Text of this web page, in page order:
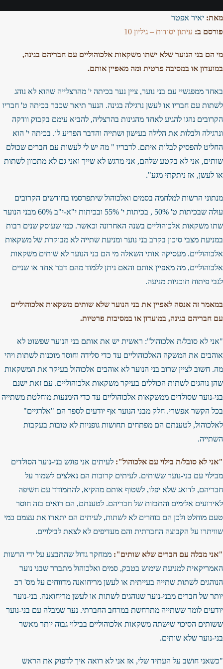
מאת: יאיר אפטר
פורסם ב: עיתון יסודות – גיליון 10
מי הם בני הנוער שלא ישתו משקאות אלכוהוליים עם חבריהם בגינה,
במועדון או במסיבה פרטית ומה מאפיין אותם.
באחד ממפגשיי עם בני נוער, ציין נער בכיתה י' מהרצלייה שהוא לא נוהג
לשתות עם חבריו או לעשן נרגילה בגינה. הנער תיאר שכבר בכיתה ט' חבריו
הקרובים נהגו להגיע לאחד מהגינות בהרצליה, להביא עימם בקבוק וודקה
ונרגילה ולבלות את הלילה בעישון ושתייה והדבר הפריע לו. בכיתה י' הוא
החליט להפסיק לבלות איתם. לדבריו " מה יש לי לעשות עם חברים שכולם
שותים, אני לא בקטע שלהם, אני מרגש לא שייך ואני גם לא מתכוון לשתות
או לעשן, אז ניתקתי מגע".
מנתוני הרשות למלחמה בסמים ואלכוהול שיתפרסמו בחודשים הקרובים
עולה שבכיתות ט' 50% , בכיתות י' 55% ובכיתות י"א-י"ב 60% מבני הנוער
שתו משקאות אלכוהוליים בשנה האחרונה וכאשר. כמי שעוסק שנים רבות
במניעת מצבי סיכון בקרב בני נוער ומניעת שתייה לא מבוקרת של משקאות
אלכוהוליים. מעסיקה אותי השאלה מי הם בני הנוער לא שותים משקאות
אלכוהוליים, מה מאפיין אותם והאם ניתן ללמוד מהם דבר אחד או שניים
לגבי פיתוח תוכניות מניעה.
במאמר זה אנסה לאפיין את בני הנוער שלא שותים משקאות אלכוהוליים
עם חבריהם בגינה, במועדון או במסיבות פרטיות.
"אני לא סובל/ת אלכוהול": ראשית יש את אותם בני הנוער שפשוט לא
אוהבים את המשקה האלכוהוליים עד כדי סלידה וחוסר מוכנות לשתות ויהי
מה. חשוב לציין שרוב בני הנוער לא אוהבים אלכוהול בעיקר את המשקאות
שהן נוהגים לשתות הכוללים בעיקר משקאות אלכוהוליים. עם זאת ישנם
בני-נוער שסולדים ממשקאות אלכוהוליים עד כדי הימנעות מוחלטת משתייה
בכל הקשר אפשרי. חלק מבני הנוער אף יודעים לספר הם "אלרגיים"
לאלכוהול, לטענתם הם מפתחים תחושות גופניות לא טובות בעקבות
השתייה.
"אני לא סובל/ת בילוי עם אלכוהול": לעיתים אני פוגש בני-נוער הסולדים
מבילוי עם בני-נוער ששותים. לעיתים קרובות הם נאלצים לשמור על
חבריהם, לדואג שלא יפלו, לשטוף אותם מהקיא, להתמודד עם חשיפה
לאירועים אלימים והתבזות של חבריהם. לטענתם, הם רואים בזה חוסר
טעם מוחלט ולכן הם בוחרים לא לשתות, לעיתים הם יתארו את עצמם כמי
שוויתרו על הקבוצה החברתית והם מעדיפים לא לצאת לבילויים.
"אני מבלה עם חברים שלא שותים": ממחקר גדול שהתבצע על ידי הרשות
האמריקאית למניעת שימוש בטבק, סמים ואלכוהול מתברר שבני נוער
הנוהגים לשתות שתייה בעייתית או לעשן מריחואנה מדווחים על מס' רב
יותר של חברים מבני-נוער שנוהגים לשתות או לעשן מריחואנה. בני-נוער
יודעים לומר ששתייה מתרחשת במרחב החברתי. נער שמבלה עם בני-נוער
ששותים הסיכוי שישתה משקאות אלכוהוליים בבילוי גבוה יותר מאשר
בני-נוער שלא שותים.
"כשאני חושב על העתיד שלי, אז אני לא רואה איך לדפוק את הראש